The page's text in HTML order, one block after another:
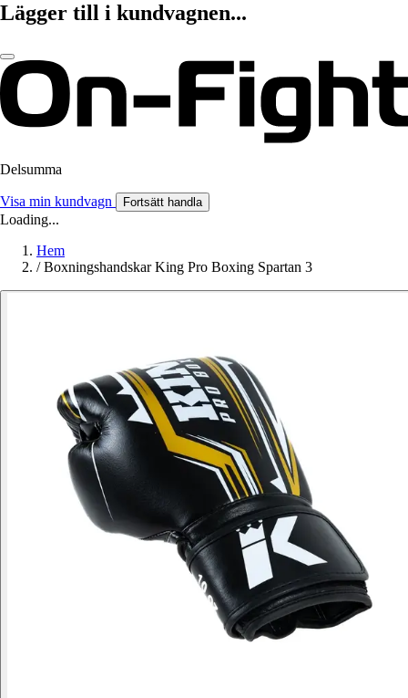
Lägger till i kundvagnen...
Delsumma
Visa min kundvagn Fortsätt handla
Loading...
Hem
/ Boxningshandskar King Pro Boxing Spartan 3